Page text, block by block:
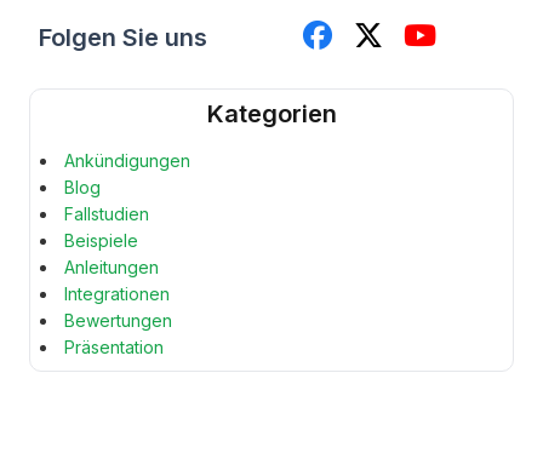
Folgen Sie uns
Kategorien
Ankündigungen
Blog
Fallstudien
Beispiele
Anleitungen
Integrationen
Bewertungen
Präsentation